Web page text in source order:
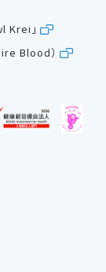
Krei」
Blood）